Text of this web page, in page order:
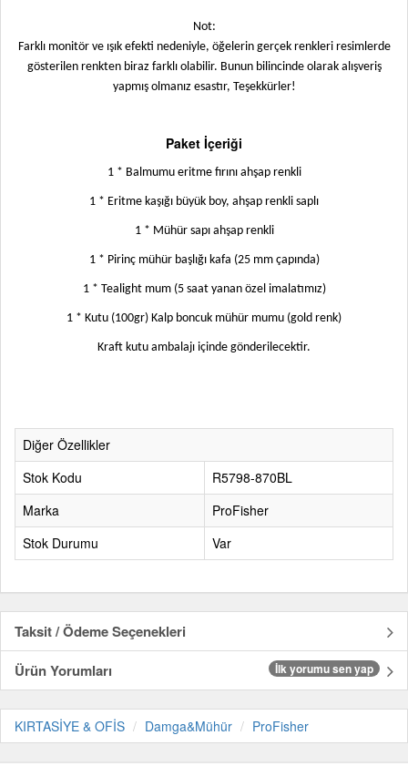
Not:
Farklı monitör ve ışık efekti nedeniyle, öğelerin gerçek renkleri resimlerde
gösterilen renkten biraz farklı olabilir. Bunun bilincinde olarak alışveriş
yapmış olmanız esastır, Teşekkürler!
Paket İçeriği
1 * Balmumu eritme fırını ahşap renkli
1 * Eritme kaşığı büyük boy, ahşap renkli saplı
1 * Mühür sapı ahşap renkli
1 * Pirinç mühür başlığı kafa (25 mm çapında)
1 * Tealight mum (5 saat yanan özel imalatımız)
1 * Kutu (100gr) Kalp boncuk mühür mumu (gold renk)
Kraft kutu ambalajı içinde gönderilecektir.
Diğer Özellikler
Stok Kodu
R5798-870BL
Marka
ProFisher
Stok Durumu
Var
Taksit / Ödeme Seçenekleri
Ürün Yorumları
İlk yorumu sen yap
KIRTASİYE & OFİS Damga&Mühür ProFisher